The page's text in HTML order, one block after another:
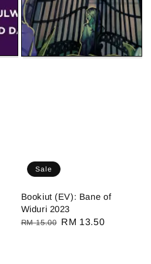
Sale
Bookiut (EV): Bane of
Widuri 2023
Regular
RM 15.00 Sale
RM 13.50